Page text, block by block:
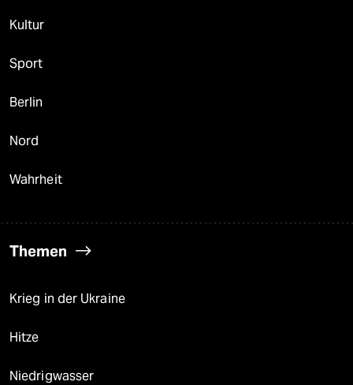
Kultur
Sport
Berlin
Nord
Wahrheit
Themen
Krieg in der Ukraine
Hitze
Niedrigwasser